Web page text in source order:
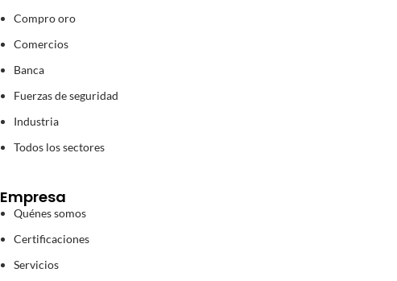
Compro oro
Comercios
Banca
Fuerzas de seguridad
Industria
Todos los sectores
Empresa
Quénes somos
Certificaciones
Servicios